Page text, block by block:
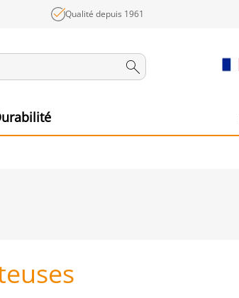
Qualité depuis 1961